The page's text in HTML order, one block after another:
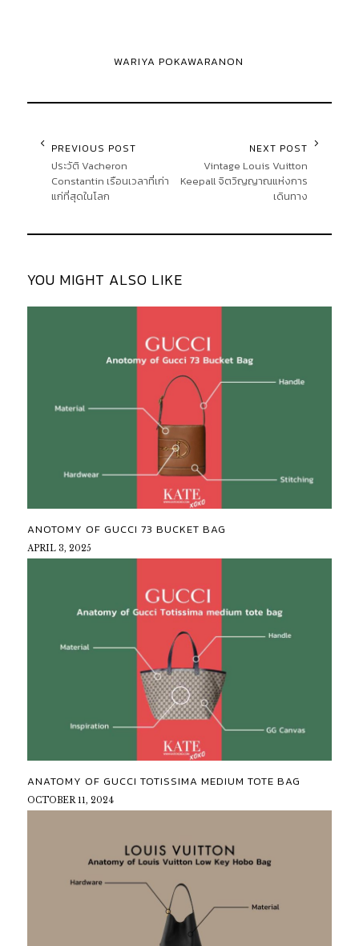
WARIYA POKAWARANON
PREVIOUS POST
ประวัติ Vacheron
Constantin เรือนเวลาที่เก่า
แก่ที่สุดในโลก
NEXT POST
Vintage Louis Vuitton
Keepall จิตวิญญาณแห่งการ
เดินทาง
YOU MIGHT ALSO LIKE
ANOTOMY OF GUCCI 73 BUCKET BAG
APRIL 3, 2025
ANATOMY OF GUCCI TOTISSIMA MEDIUM TOTE BAG
OCTOBER 11, 2024